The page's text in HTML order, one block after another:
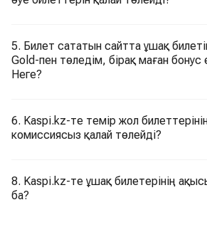
5. Билет сататын сайтта ұшақ
Gold-пен төледім, бірақ маған бонус
Неге?
6. Kaspi.kz-те темір жол
комиссиясыз қалай төлейді?
8. Kaspi.kz-те ұшақ билетерінің
ба?